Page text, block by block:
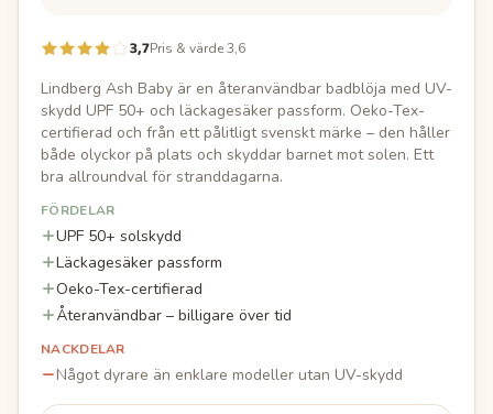
3,7Pris & värde 3,6
Lindberg Ash Baby är en återanvändbar badblöja med UV-
skydd UPF 50+ och läckagesäker passform. Oeko-Tex-
certifierad och från ett pålitligt svenskt märke – den håller
både olyckor på plats och skyddar barnet mot solen. Ett
bra allroundval för stranddagarna.
FÖRDELAR
UPF 50+ solskydd
Läckagesäker passform
Oeko-Tex-certifierad
Återanvändbar – billigare över tid
NACKDELAR
Något dyrare än enklare modeller utan UV-skydd